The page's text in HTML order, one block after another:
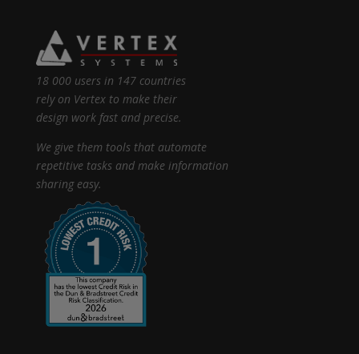
18 000 users in 147 countries
rely on Vertex to make their
design work fast and precise.
We give them tools that automate
repetitive tasks and make information
sharing easy.